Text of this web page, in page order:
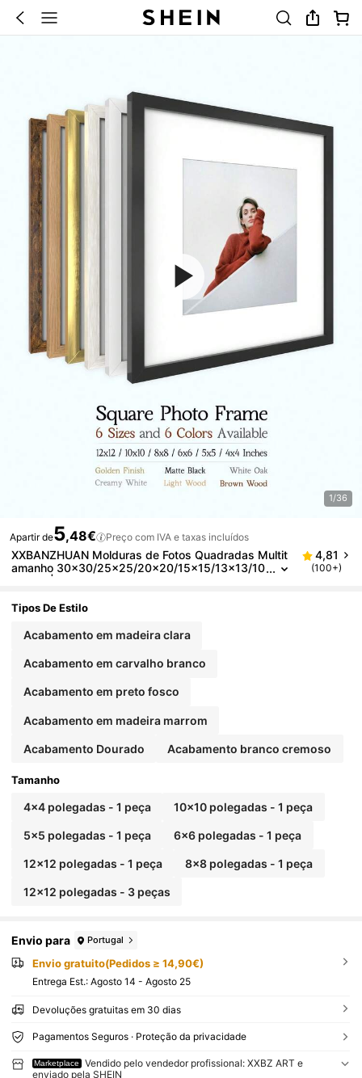
1/36
Apartir de5,48€ Preço com IVA e taxas incluídos
XXBANZHUAN Molduras de Fotos Quadradas Multit
amanho 30x30/25x25/20x20/15x15/13x13/10
x10cm | 6 Cores Preto Mate/Madeira Clara/Ma
eme | Acrílico HD Resistente a Quebras | Presentes
to, Aniversário e Inauguração da Casa
4,81
(100+)
Tipos De Estilo
Acabamento em madeira clara
Acabamento em carvalho branco
Acabamento em preto fosco
Acabamento em madeira marrom
Acabamento Dourado Acabamento branco cremoso
Tamanho
4x4 polegadas - 1 peça 10x10 polegadas - 1 peça
5x5 polegadas - 1 peça 6x6 polegadas - 1 peça
12x12 polegadas - 1 peça 8x8 polegadas - 1 peça
12x12 polegadas - 3 peças
Envio para Portugal
Envio gratuito(Pedidos ≥ 14,90€)
Entrega Est.: Agosto 14 - Agosto 25
Devoluções gratuitas em 30 dias
Pagamentos Seguros · Proteção da privacidade
Marketplace
Vendido pelo vendedor profissional: XXBZ ART e
enviado pela SHEIN